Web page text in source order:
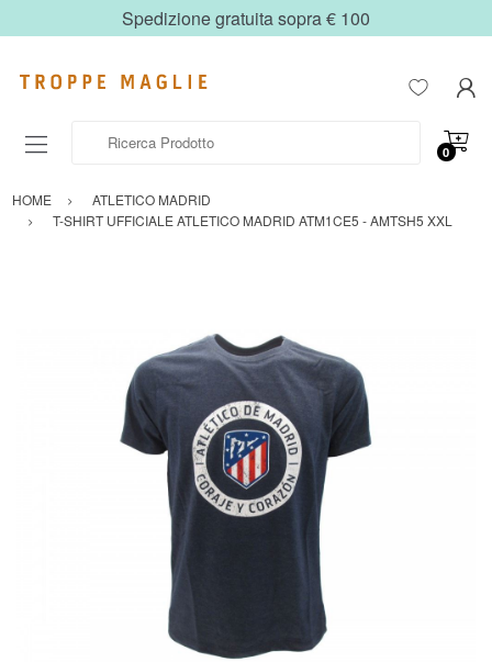
Spedizione gratuita sopra € 100
0
HOME
ATLETICO MADRID
T-SHIRT UFFICIALE ATLETICO MADRID ATM1CE5 - AMTSH5 XXL